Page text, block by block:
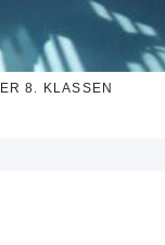
8. KLASSEN